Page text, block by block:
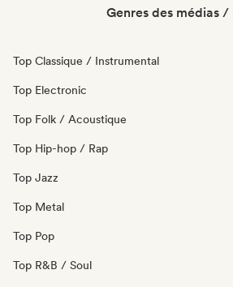
Genres des médias /
Top Classique / Instrumental
Top Electronic
Top Folk / Acoustique
Top Hip-hop / Rap
Top Jazz
Top Metal
Top Pop
Top R&B / Soul